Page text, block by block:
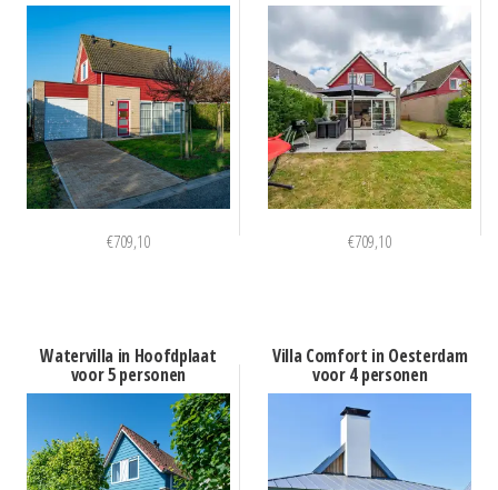
€709,10 €709,10
Watervilla in Hoofdplaat
voor 5 personen
Villa Comfort in Oesterdam
voor 4 personen